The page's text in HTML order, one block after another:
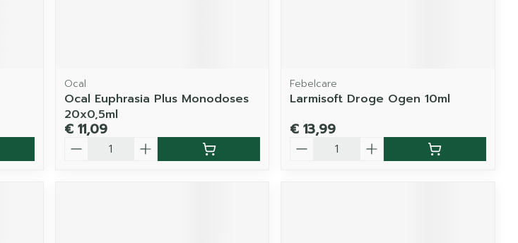
Ocal
Ocal Euphrasia Plus Monodoses
20x0,5ml
€ 11,09
Febelcare
Larmisoft Droge Ogen 10ml
€ 13,99